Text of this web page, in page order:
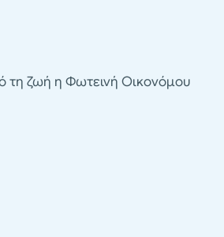
τη ζωή η Φωτεινή Οικονόμου